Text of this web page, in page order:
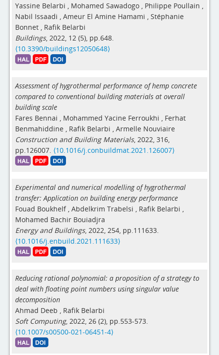
Yassine Belarbi , Mohamed Sawadogo , Philippe Poullain ,
Nabil Issaadi , Ameur El Amine Hamami , Stéphanie
Bonnet , Rafik Belarbi
Buildings, 2022, 12 (5), pp.648.
⟨10.3390/buildings12050648⟩
Assessment of hygrothermal performance of hemp concrete
compared to conventional building materials at overall
building scale
Fares Bennai , Mohammed Yacine Ferroukhi , Ferhat
Benmahiddine , Rafik Belarbi , Armelle Nouviaire
Construction and Building Materials, 2022, 316,
pp.126007. ⟨10.1016/j.conbuildmat.2021.126007⟩
Experimental and numerical modelling of hygrothermal
transfer: Application on building energy performance
Fouad Boukhelf, Abdelkrim Trabelsi , Rafik Belarbi ,
Mohamed Bachir Bouiadjra
Energy and Buildings, 2022, 254, pp.111633.
⟨10.1016/j.enbuild.2021.111633⟩
Reducing rational polynomial: a proposition of a strategy to
deal with floating point numbers using singular value
decomposition
Ahmad Deeb , Rafik Belarbi
Soft Computing, 2022, 26 (2), pp.553-573.
⟨10.1007/s00500-021-06451-4⟩